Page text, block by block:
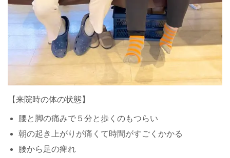
【来院時の体の状態】
腰と脚の痛みで５分と歩くのもつらい
朝の起き上がりが痛くて時間がすごくかかる
腰から足の痺れ